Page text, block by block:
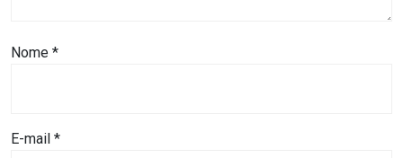
NATAL
Nome *
E-mail *